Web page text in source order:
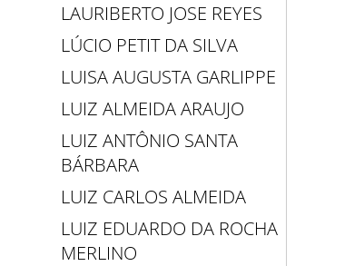
LAURIBERTO JOSE REYES
LÚCIO PETIT DA SILVA
LUISA AUGUSTA GARLIPPE
LUIZ ALMEIDA ARAUJO
LUIZ ANTÔNIO SANTA
BÁRBARA
LUIZ CARLOS ALMEIDA
LUIZ EDUARDO DA ROCHA
MERLINO